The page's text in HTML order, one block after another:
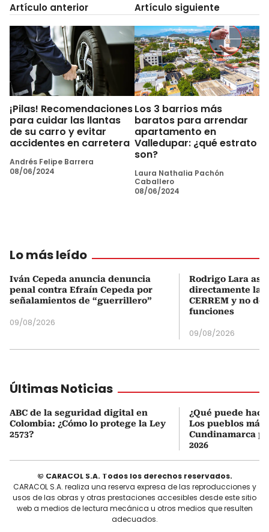
Artículo anterior
¡Pilas! Recomendaciones
para cuidar las llantas
de su carro y evitar
accidentes en carretera
Andrés Felipe Barrera
08/06/2024
Artículo siguiente
Los 3 barrios más
baratos para arrendar
apartamento en
Valledupar: ¿qué estrato
son?
Laura Nathalia Pachón
Caballero
08/06/2024
Lo más leído
Iván Cepeda anuncia denuncia
penal contra Efraín Cepeda por
señalamientos de “guerrillero”
09/08/2026
Rodrigo Lara
directamente la
CERREM y no
funciones
09/08/2026
Últimas Noticias
ABC de la seguridad digital en
Colombia: ¿Cómo lo protege la Ley
2573?
¿Qué puede
Los pueblos más
Cundinamarca
2026
© CARACOL S.A. Todos los derechos reservados.
CARACOL S.A. realiza una reserva expresa de las reproducciones y
usos de las obras y otras prestaciones accesibles desde este sitio
web a medios de lectura mecánica u otros medios que resulten
adecuados.